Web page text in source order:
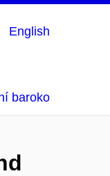
English
baroko